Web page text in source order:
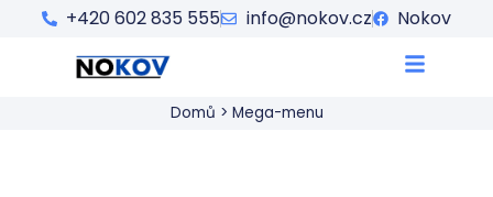
+420 602 835 555 info@nokov.cz Nokov
Domů > Mega-menu